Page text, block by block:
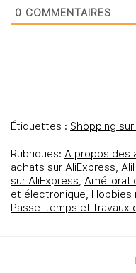
0 COMMENTAIRES
Étiquettes : Shopping
Rubriques: A propos des
achats sur AliExpress,
sur AliExpress,
et électronique, Hobbies
Passe-temps et travaux